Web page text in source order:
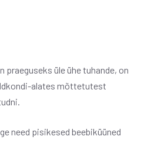
praeguseks üle ühe tuhande, on
alates mõttetutest
need pisikesed beebiküüned